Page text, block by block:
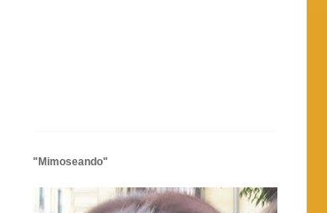
"Mimoseando"